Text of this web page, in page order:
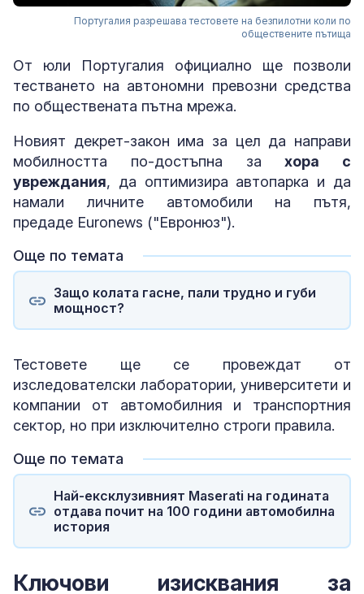
Португалия разрешава тестовете на безпилотни коли по
обществените пътища
От юли Португалия официално ще позволи
тестването на автономни превозни средства
по обществената пътна мрежа.
Новият декрет-закон има за цел да направи
мобилността по-достъпна захора с
увреждания, да оптимизира автопарка и да
намали личните автомобили на пътя,
предаде Euronews ("Евронюз").
Още по темата
Защо колата гасне, пали трудно и губи
мощност?
Тестовете ще се провеждат от
изследователски лаборатории, университети и
компании от автомобилния и транспортния
сектор, но при изключително строги правила.
Още по темата
Най-ексклузивният Maserati на годината
отдава почит на 100 години автомобилна
история
Ключови изисквания за